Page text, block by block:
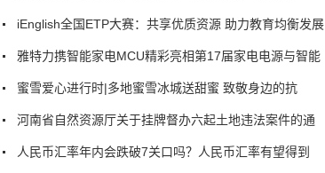
iEnglish全国ETP大赛：共享优质资源 助力教育均衡发展
雅特力携智能家电MCU精彩亮相第17届家电电源与智能
蜜雪爱心进行时|多地蜜雪冰城送甜蜜 致敬身边的抗
河南省自然资源厅关于挂牌督办六起土地违法案件的通
人民币汇率年内会跌破7关口吗？人民币汇率有望得到